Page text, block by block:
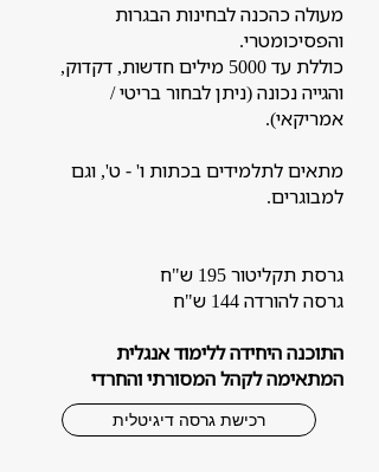
מעולה כהכנה לבחינות הבגרות
והפסיכומטרי.
כוללת עד 5000 מילים חדשות, דקדוק,
והגייה נכונה (ניתן לבחור בריטי /
אמריקאי).
מתאים לתלמידים בכתות ו' - ט', וגם
למבוגרים.
גרסת תקליטור 195 ש"ח
גרסה להורדה 144 ש"ח
התוכנה היחידה ללימוד אנגלית
המתאימה לקהל המסורתי והחרדי
רכישת גרסה דיגיטלית